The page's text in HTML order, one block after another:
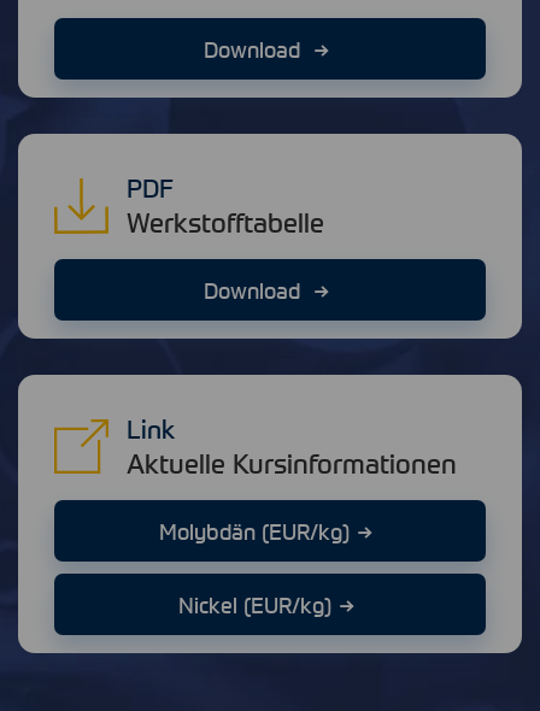
Download
PDF
Werkstofftabelle
Download
Link
Aktuelle Kursinformationen
Molybdän (EUR/kg)
Nickel (EUR/kg)